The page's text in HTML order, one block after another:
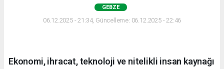
GEBZE
06.12.2025 - 21:34, Güncelleme: 06.12.2025 - 22:46
Ekonomi, ihracat, teknoloji ve nitelikli insan kaynağı